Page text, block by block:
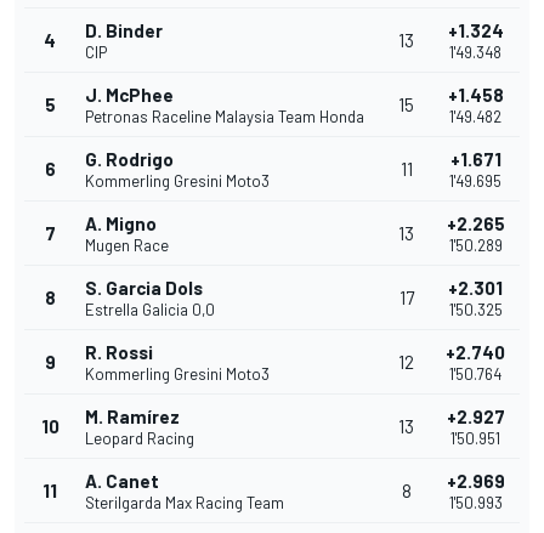
4 D. Binder
CIP
13 +1.324
1'49.348
5 J. McPhee
Petronas Raceline Malaysia Team Honda
15 +1.458
1'49.482
6 G. Rodrigo
Kommerling Gresini Moto3
11 +1.671
1'49.695
7 A. Migno
Mugen Race
13 +2.265
1'50.289
8 S. Garcia Dols
Estrella Galicia 0,0
17 +2.301
1'50.325
9 R. Rossi
Kommerling Gresini Moto3
12 +2.740
1'50.764
10 M. Ramírez
Leopard Racing
13 +2.927
1'50.951
11 A. Canet
Sterilgarda Max Racing Team
8 +2.969
1'50.993